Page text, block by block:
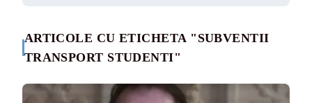
ARTICOLE CU ETICHETA "SUBVENTII
TRANSPORT STUDENTI"